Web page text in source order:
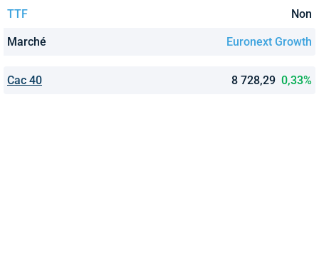
TTF Non
Marché Euronext Growth
Cac 40 8 728,29 0,33%